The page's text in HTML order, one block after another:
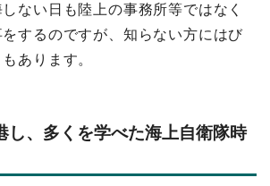
ない日も陸上の事務所等ではなく
するのですが、知らない方にはび
あります。
し、多くを学べた海上自衛隊時